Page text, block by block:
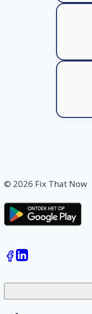
© 2026 Fix That Now